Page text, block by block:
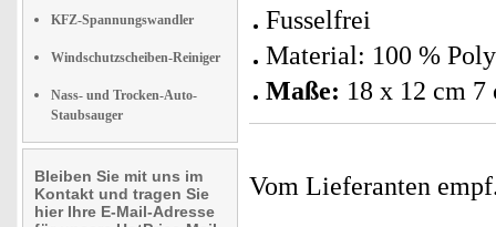
KFZ-Spannungswandler
Windschutzscheiben-Reiniger
Nass- und Trocken-Auto-
Staubsauger
Bleiben Sie mit uns im
Kontakt und tragen Sie
hier Ihre E-Mail-Adresse
Fusselfrei
Material: 100 %
Maße: 18 x 12 cm 7
Vom Lieferanten